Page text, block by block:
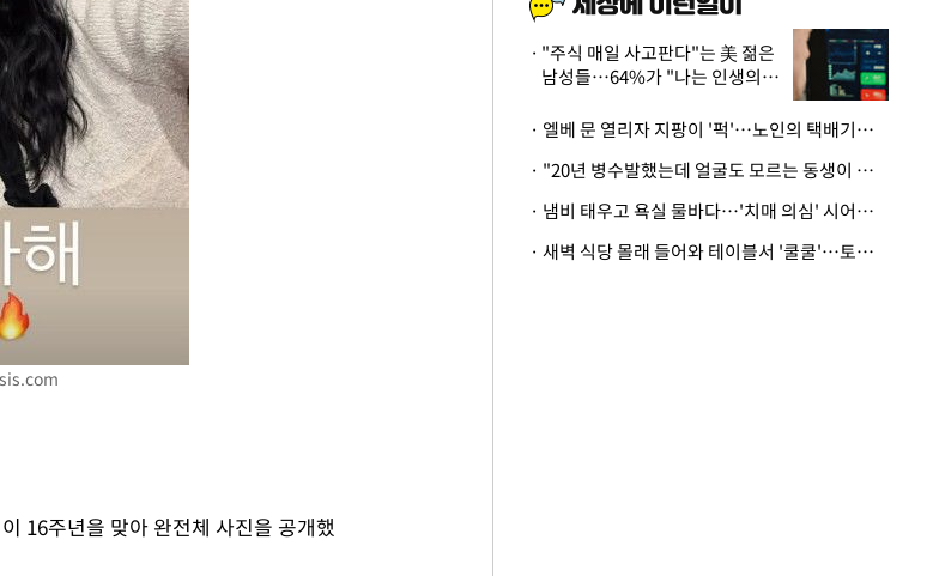
16주년을 맞아 완전체 사진을 공개했
"주식 매일 사고판다"는 美 젊은
남성들…64%가 "나는 인생의
· 엘베 문 열리자 지팡이 '퍽'…노인의 택배기사 폭행 이유
· "20년 병수발했는데 얼굴도 모르는 동생이 유산 절반을"…배다른 형제 상속권 있을까
· 냄비 태우고 욕실 물바다…'치매 의심' 시어머니 검사 권유했다가 '날벼락'
· 새벽 식당 몰래 들어와 테이블서 '쿨쿨'…토사물 남기고 사라진 남성